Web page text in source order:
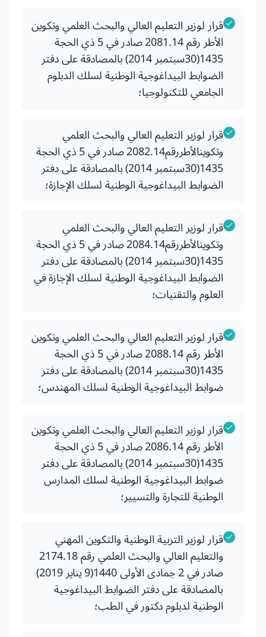
قرار لوزير التعليم العالي والبحث العلمي وتكوين
الأطر رقم 2081.14 صادر في 5 ذي الحجة
1435(30سبتمبر 2014) بالمصادقة على دفتر
الضوابط البيداغوجية الوطنية لسلك الدبلوم
الجامعي للتكنولوجيا؛
قرار لوزير التعليم العالي والبحث العلمي
وتكوينالأطررقم2082.14 صادر في 5 ذي الحجة
1435(30سبتمبر 2014) بالمصادقة على دفتر
الضوابط البيداغوجية الوطنية لسلك الإجازة؛
قرار لوزير التعليم العالي والبحث العلمي
وتكوينالأطررقم2084.14 صادر في 5 ذي الحجة
1435(30سبتمبر 2014) بالمصادقة على دفتر
الضوابط البيداغوجية الوطنية لسلك الإجازة في
العلوم والتقنيات؛
قرار لوزير التعليم العالي والبحث العلمي وتكوين
الأطر رقم 2088.14 صادر في 5 ذي الحجة
1435(30سبتمبر 2014) بالمصادقة على دفتر
ضوابط البيداغوجية الوطنية لسلك المهندس؛
قرار لوزير التعليم العالي والبحث العلمي وتكوين
الأطر رقم 2086.14 صادر في 5 ذي الحجة
1435(30سبتمبر 2014) بالمصادقة على دفتر
ضوابط البيداغوجية الوطنية لسلك المدارس
الوطنية للتجارة والتسيير؛
قرار لوزير التربية الوطنية والتكوين المهني
والتعليم العالي والبحث العلمي رقم 2174.18
صادر في 2 جمادى الأولى 1440(9 يناير 2019)
بالمصادقة على دفتر الضوابط البيداغوجية
الوطنية لدبلوم دكتور في الطب؛